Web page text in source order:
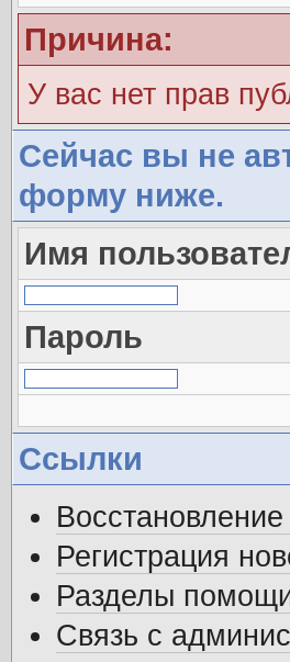
Причина:
У вас нет прав
Сейчас вы не
форму ниже.
Имя
Пароль
Ссылки
Регистрация
Разделы
Связь с